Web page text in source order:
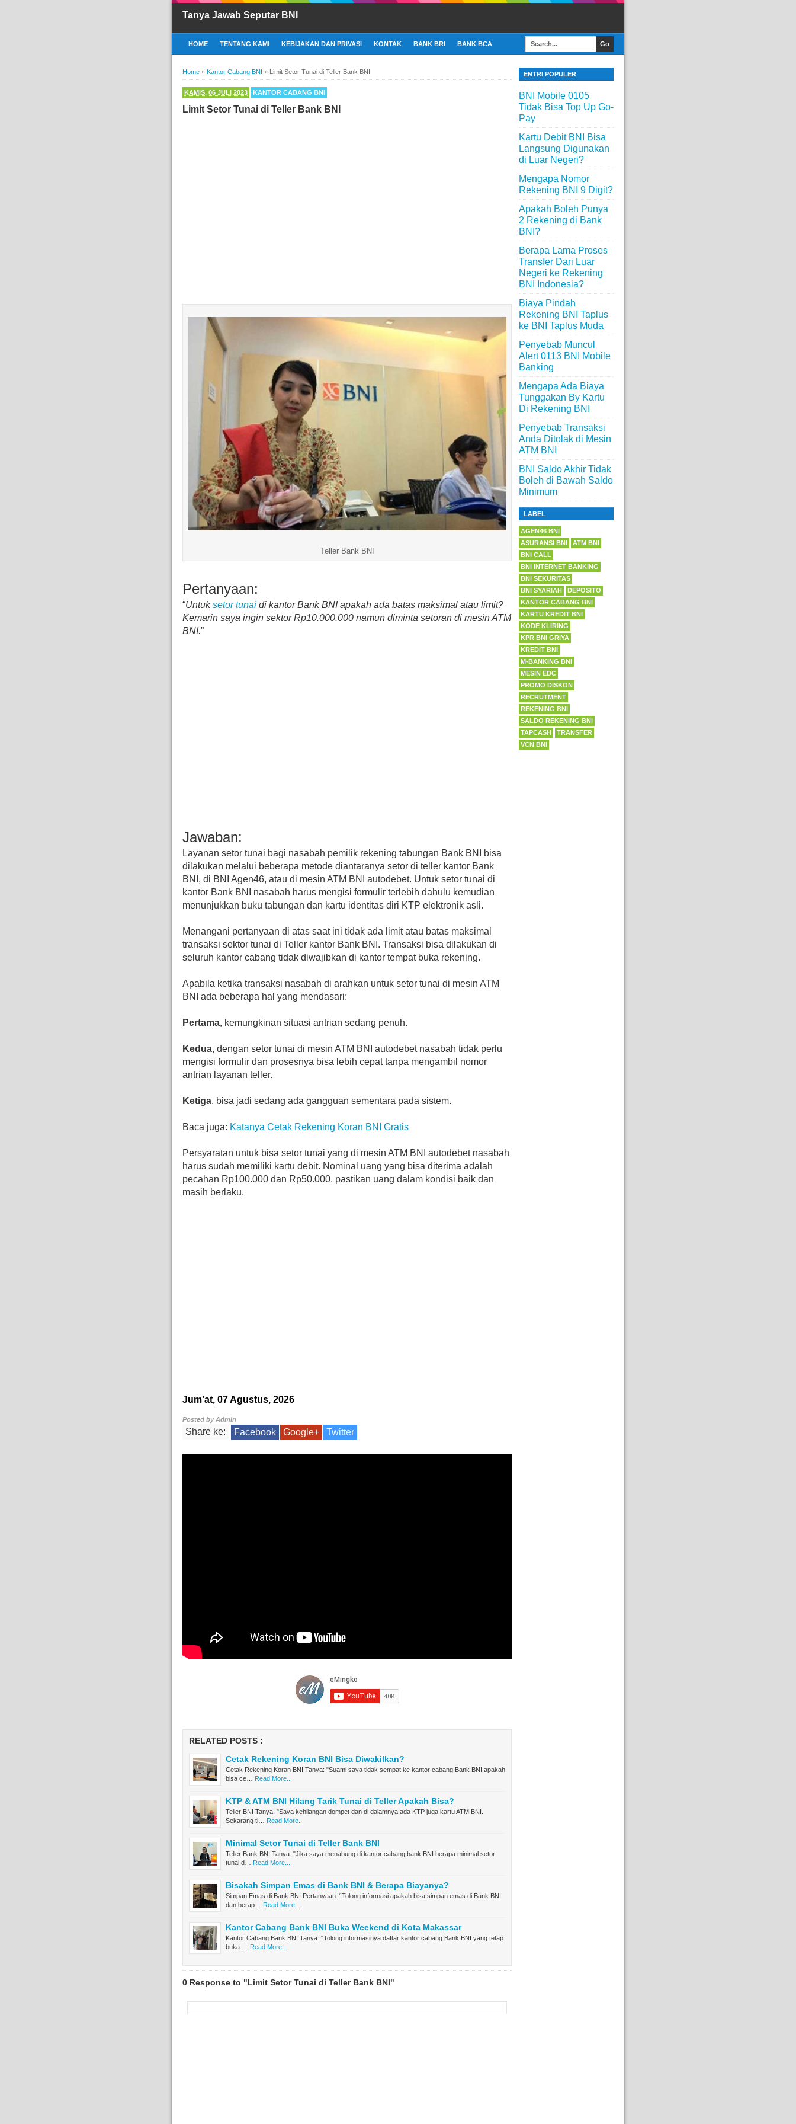
Tanya Jawab Seputar BNI
HOME TENTANG KAMI KEBIJAKAN DAN PRIVASI KONTAK BANK BRI BANK BCA
Home » Kantor Cabang BNI » Limit Setor Tunai di Teller Bank BNI
KAMIS, 06 JULI 2023 KANTOR CABANG BNI
Limit Setor Tunai di Teller Bank BNI
Teller Bank BNI
Pertanyaan:
“Untuksetor tunai di kantor Bank BNI apakah ada batas maksimal atau limit?
Kemarin saya ingin sektor Rp10.000.000 namun diminta setoran di mesin ATM
BNI.”
Jawaban:
Layanan setor tunai bagi nasabah pemilik rekening tabungan Bank BNI bisa
dilakukan melalui beberapa metode diantaranya setor di teller kantor Bank
BNI, di BNI Agen46, atau di mesin ATM BNI autodebet. Untuk setor tunai di
kantor Bank BNI nasabah harus mengisi formulir terlebih dahulu kemudian
menunjukkan buku tabungan dan kartu identitas diri KTP elektronik asli.
Menangani pertanyaan di atas saat ini tidak ada limit atau batas maksimal
transaksi sektor tunai di Teller kantor Bank BNI. Transaksi bisa dilakukan di
seluruh kantor cabang tidak diwajibkan di kantor tempat buka rekening.
Apabila ketika transaksi nasabah di arahkan untuk setor tunai di mesin ATM
BNI ada beberapa hal yang mendasari:
Pertama, kemungkinan situasi antrian sedang penuh.
Kedua, dengan setor tunai di mesin ATM BNI autodebet nasabah tidak perlu
mengisi formulir dan prosesnya bisa lebih cepat tanpa mengambil nomor
antrian layanan teller.
Ketiga, bisa jadi sedang ada gangguan sementara pada sistem.
Baca juga: Katanya Cetak Rekening Koran BNI Gratis
Persyaratan untuk bisa setor tunai yang di mesin ATM BNI autodebet nasabah
harus sudah memiliki kartu debit. Nominal uang yang bisa diterima adalah
pecahan Rp100.000 dan Rp50.000, pastikan uang dalam kondisi baik dan
masih berlaku.
Jum'at, 07 Agustus, 2026
Posted byAdmin
Share ke: Facebook Google+ Twitter
RELATED POSTS :
Cetak Rekening Koran BNI Bisa Diwakilkan?
Cetak Rekening Koran BNI Tanya: "Suami saya tidak sempat ke kantor cabang Bank BNI apakah
bisa ce…
Read More...
KTP & ATM BNI Hilang Tarik Tunai di Teller Apakah Bisa?
Teller BNI Tanya: "Saya kehilangan dompet dan di dalamnya ada KTP juga kartu ATM BNI.
Sekarang ti…
Read More...
Minimal Setor Tunai di Teller Bank BNI
Teller Bank BNI Tanya: "Jika saya menabung di kantor cabang bank BNI berapa minimal setor
tunai d…
Read More...
Bisakah Simpan Emas di Bank BNI & Berapa Biayanya?
Simpan Emas di Bank BNI Pertanyaan: “Tolong informasi apakah bisa simpan emas di Bank BNI
dan berap…
Read More...
Kantor Cabang Bank BNI Buka Weekend di Kota Makassar
Kantor Cabang Bank BNI Tanya: "Tolong informasinya daftar kantor cabang Bank BNI yang tetap
buka …
Read More...
0 Response to "Limit Setor Tunai di Teller Bank BNI"
ENTRI POPULER
BNI Mobile 0105
Tidak Bisa Top Up Go-
Pay
Kartu Debit BNI Bisa
Langsung Digunakan
di Luar Negeri?
Mengapa Nomor
Rekening BNI 9 Digit?
Apakah Boleh Punya
2 Rekening di Bank
BNI?
Berapa Lama Proses
Transfer Dari Luar
Negeri ke Rekening
BNI Indonesia?
Biaya Pindah
Rekening BNI Taplus
ke BNI Taplus Muda
Penyebab Muncul
Alert 0113 BNI Mobile
Banking
Mengapa Ada Biaya
Tunggakan By Kartu
Di Rekening BNI
Penyebab Transaksi
Anda Ditolak di Mesin
ATM BNI
BNI Saldo Akhir Tidak
Boleh di Bawah Saldo
Minimum
LABEL
AGEN46 BNI
ASURANSI BNI
ATM BNI
BNI CALL
BNI INTERNET BANKING
BNI SEKURITAS
BNI SYARIAH
DEPOSITO
KANTOR CABANG BNI
KARTU KREDIT BNI
KODE KLIRING
KPR BNI GRIYA
KREDIT BNI
M-BANKING BNI
MESIN EDC
PROMO DISKON
RECRUTMENT
REKENING BNI
SALDO REKENING BNI
TAPCASH
TRANSFER
VCN BNI